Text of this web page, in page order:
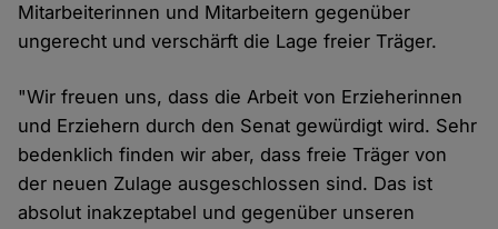
Mitarbeiterinnen und Mitarbeitern gegenüber
ungerecht und verschärft die Lage freier Träger.
"Wir freuen uns, dass die Arbeit von Erzieherinnen
und Erziehern durch den Senat gewürdigt wird. Sehr
bedenklich finden wir aber, dass freie Träger von
der neuen Zulage ausgeschlossen sind. Das ist
absolut inakzeptabel und gegenüber unseren